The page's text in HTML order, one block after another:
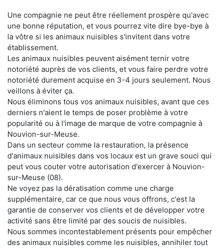
Une compagnie ne peut être réellement prospère qu'avec
une bonne réputation, et vous pourrez vite dire bye-bye à
la vôtre si les animaux nuisibles s'invitent dans votre
établissement.
Les animaux nuisibles peuvent aisément ternir votre
notoriété auprès de vos clients, et vous faire perdre votre
notoriété durement acquise en 3-4 jours seulement. Nous
veillons à éviter ça.
Nous éliminons tous vos animaux nuisibles, avant que ces
derniers n'aient le temps de poser problème à votre
popularité ou à l'image de marque de votre compagnie à
Nouvion-sur-Meuse.
Dans un secteur comme la restauration, la présence
d'animaux nuisibles dans vos locaux est un grave souci qui
peut vous couter votre autorisation d'exercer à Nouvion-
sur-Meuse (08).
Ne voyez pas la dératisation comme une charge
supplémentaire, car ce que nous vous offrons, c'est la
garantie de conserver vos clients et de développer votre
activité sans être limité par des soucis de nuisibles.
Nous sommes incontestablement présents pour empêcher
des animaux nuisibles comme les nuisibles, annihiler tout